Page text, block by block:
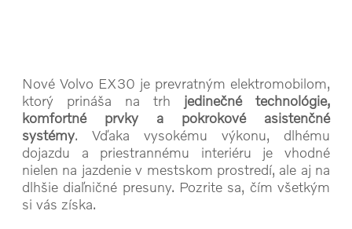
Nové Volvo EX30 je prevratným elektromobilom,
ktorý prináša na trh jedinečné technológie,
komfortné prvky a pokrokové asistenčné
systémy. Vďaka vysokému výkonu, dlhému
dojazdu a priestrannému interiéru je vhodné
nielen na jazdenie v mestskom prostredí, ale aj na
dlhšie diaľničné presuny. Pozrite sa, čím všetkým
si vás získa.